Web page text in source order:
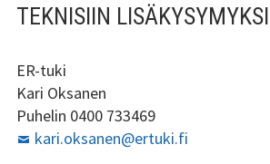
TEKNISIIN
ER-tuki
Kari Oksanen
Puhelin 0400 733469
kari.oksanen@ertuki.fi